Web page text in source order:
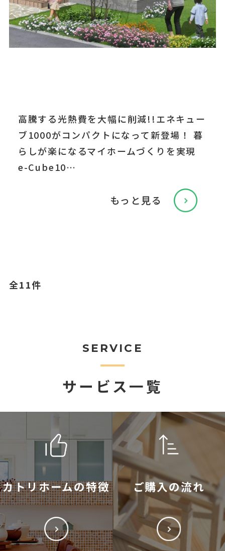
高騰する光熱費を大幅に削減!!エネキュー
ブ1000がコンパクトになって新登場！ 暮
らしが楽になるマイホームづくりを実現
e-Cube10…
もっと見る
全11件
SERVICE
サービス一覧
カトリホームの特徴 ご購入の流れ